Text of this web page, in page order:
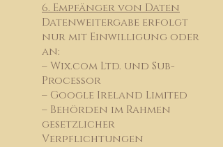
6. Empfänger von Daten
Datenweitergabe erfolgt
nur mit Einwilligung oder
an:
– Wix.com Ltd. und Sub-
Processor
– Google Ireland Limited
– Behörden im Rahmen
gesetzlicher
Verpflichtungen